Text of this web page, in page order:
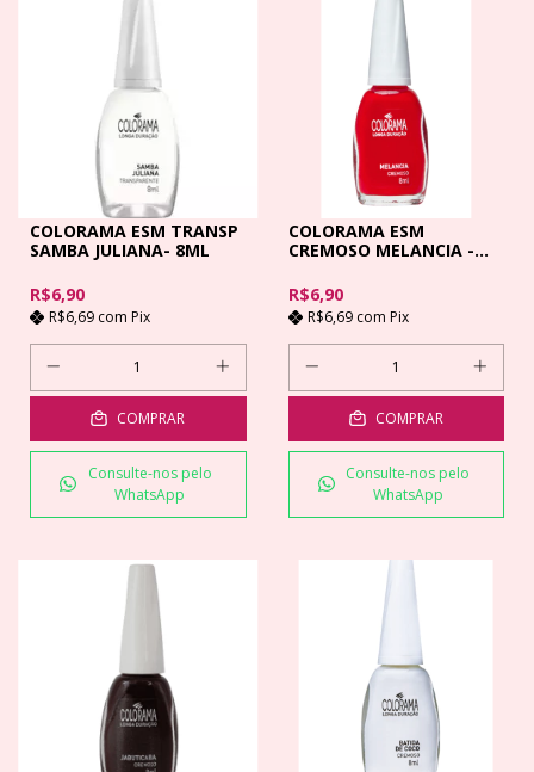
COLORAMA ESM TRANSP
SAMBA JULIANA- 8ML
R$6,90
R$6,69 com Pix
COMPRAR
Consulte-nos pelo
WhatsApp
COLORAMA ESM
CREMOSO MELANCIA -
R$6,90
R$6,69 com Pix
COMPRAR
Consulte-nos pelo
WhatsApp